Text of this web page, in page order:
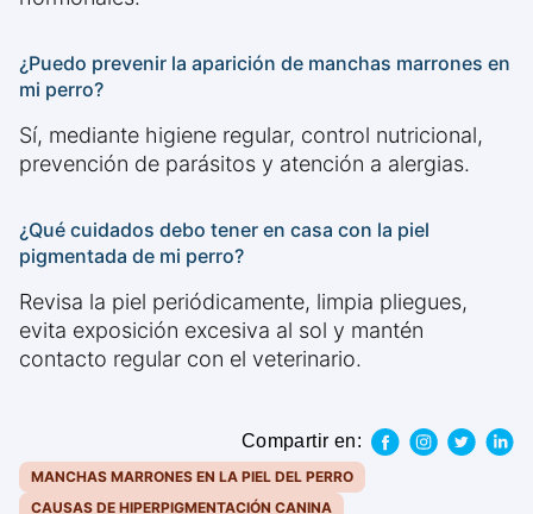
¿Puedo prevenir la aparición de manchas marrones en
mi perro?
Sí, mediante higiene regular, control nutricional,
prevención de parásitos y atención a alergias.
¿Qué cuidados debo tener en casa con la piel
pigmentada de mi perro?
Revisa la piel periódicamente, limpia pliegues,
evita exposición excesiva al sol y mantén
contacto regular con el veterinario.
Compartir en:
MANCHAS MARRONES EN LA PIEL DEL PERRO
CAUSAS DE HIPERPIGMENTACIÓN CANINA